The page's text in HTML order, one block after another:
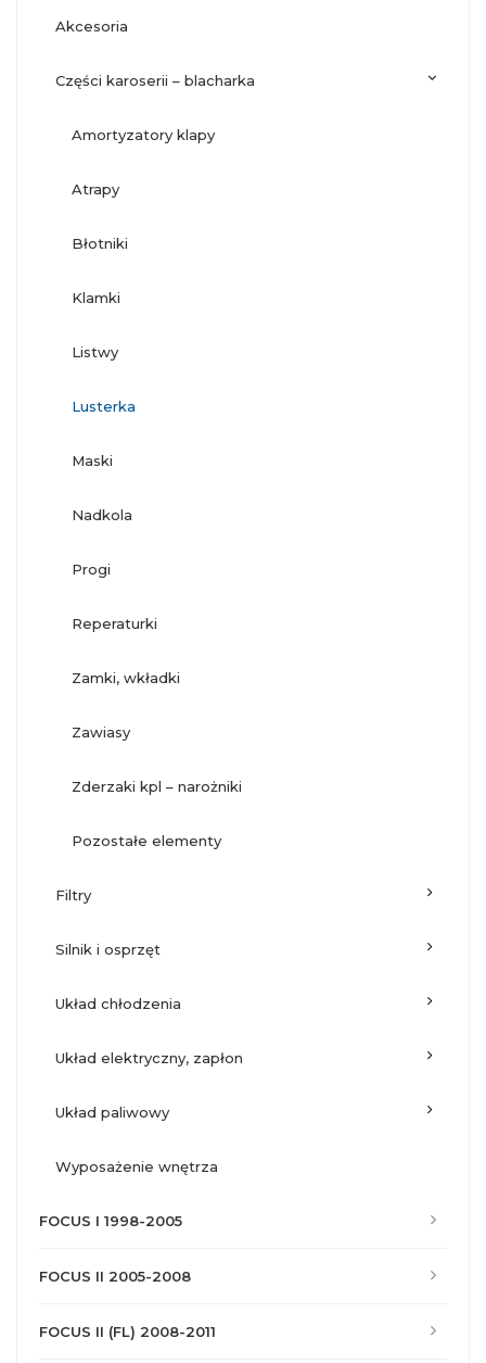
akcesoria
części karoserii – blacharka
amortyzatory klapy
atrapy
błotniki
klamki
listwy
lusterka
maski
nadkola
progi
reperaturki
zamki, wkładki
zawiasy
zderzaki kpl – narożniki
pozostałe elementy
filtry
silnik i osprzęt
układ chłodzenia
układ elektryczny, zapłon
układ paliwowy
wyposażenie wnętrza
FOCUS I 1998-2005
FOCUS II 2005-2008
FOCUS II (FL) 2008-2011